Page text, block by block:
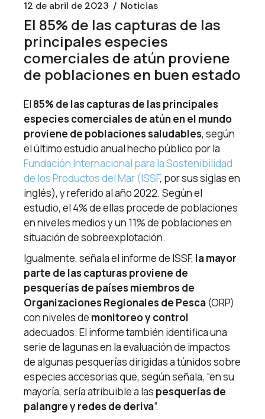
12 de abril de 2023 Noticias
El 85% de las capturas de las
principales especies
comerciales de atún proviene
de poblaciones en buen estado
El 85% de las capturas de las principales
especies comerciales de atún en el mundo
proviene de poblaciones saludables, según
el último estudio anual hecho público por la
Fundación Internacional para la Sostenibilidad
de los Productos del Mar (ISSF, por sus siglas en
inglés), y referido al año 2022. Según el
estudio, el 4% de ellas procede de poblaciones
en niveles medios y un 11% de poblaciones en
situación de sobreexplotación.
Igualmente, señala el informe de ISSF, la mayor
parte de las capturas proviene de
pesquerías de países miembros de
Organizaciones Regionales de Pesca (ORP)
con niveles de monitoreo y control
adecuados. El informe también identifica una
serie de lagunas en la evaluación de impactos
de algunas pesquerías dirigidas a túnidos sobre
especies accesorias que, según señala, “en su
mayoría, sería atribuible a las pesquerías de
palangre y redes de deriva”.